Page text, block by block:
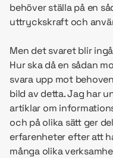
behöver ställa på en
uttryckskraft och
Men det svaret blir
Hur ska då en sådan
svara upp mot
bild av detta. Jag har
artiklar om
och på olika sätt ger
erfarenheter efter att
många olika